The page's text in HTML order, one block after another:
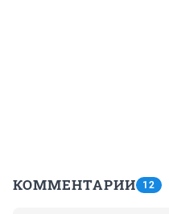
КОММЕНТАРИИ 12